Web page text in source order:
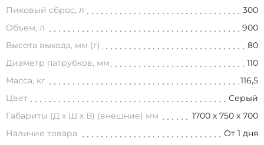
Пиковый сброс, л
300
Объем, л
900
Высота выхода, мм (г)
80
Диаметр патрубков, мм
110
Масса, кг
116,5
Цвет
Серый
Габариты (Д х Ш х В) (внешние) мм
1700 х 750 х 700
Наличие товара
От 1 дня